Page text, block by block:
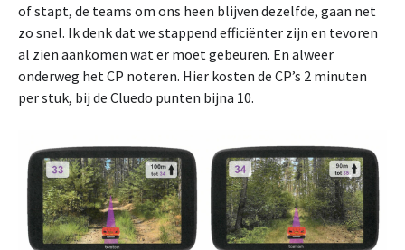
of stapt, de teams om ons heen blijven dezelfde, gaan net
zo snel. Ik denk dat we stappend efficiënter zijn en tevoren
al zien aankomen wat er moet gebeuren. En alweer
onderweg het CP noteren. Hier kosten de CP’s 2 minuten
per stuk, bij de Cluedo punten bijna 10.